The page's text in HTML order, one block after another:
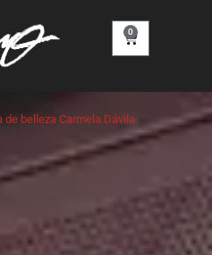
0
Carrito
de belleza Carmela Dávila